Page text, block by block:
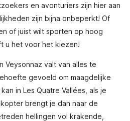
en avonturiers zijn hier aan
zijn bijna onbeperkt! Of
of juist wilt sporten op hoog
u het voor het kiezen!
Veysonnaz valt van alles te
gevoeld om maagdelijke
in Les Quatre Vallées, als je
brengt je dan naar de
hellingen vol krakende,